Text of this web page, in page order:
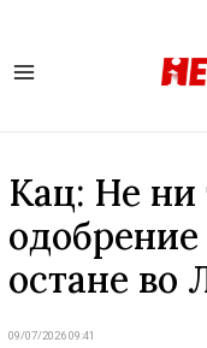
Кац: Не ни
остане во
09/07/2026 09:41